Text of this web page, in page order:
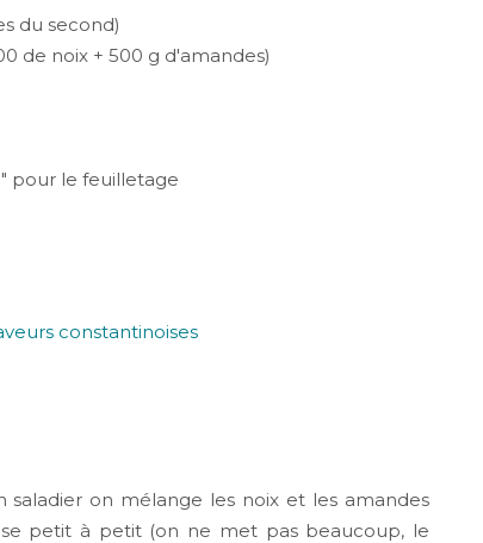
du second)
de noix + 500 g d'amandes)
pour le feuilletage
on mélange les noix et les amandes
petit à petit (on ne met pas beaucoup, le